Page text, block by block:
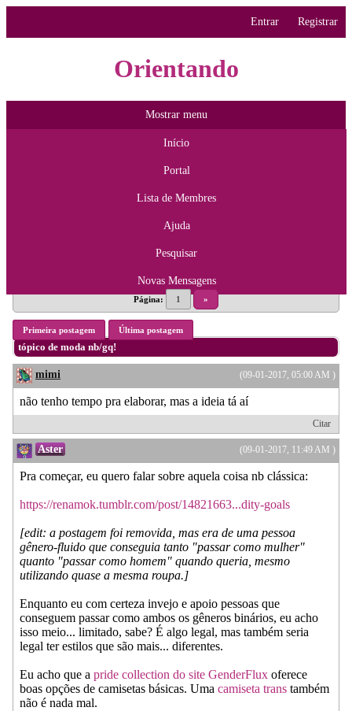
Entrar Registrar
Orientando
Mostrar menu
Início
Portal
Lista de Membres
Ajuda
Pesquisar
Novas Mensagens
Página: 1 »
Primeira postagem Última postagem
tópico de moda nb/gq!
(09-01-2017, 05:00 AM )
mimi
não tenho tempo pra elaborar, mas a ideia tá aí
Citar
(09-01-2017, 11:49 AM )
Aster
Pra começar, eu quero falar sobre aquela coisa nb clássica:
https://renamok.tumblr.com/post/14821663...dity-goals
[edit: a postagem foi removida, mas era de uma pessoa
gênero-fluido que conseguia tanto "passar como mulher"
quanto "passar como homem" quando queria, mesmo
utilizando quase a mesma roupa.]
Enquanto eu com certeza invejo e apoio pessoas que
conseguem passar como ambos os gêneros binários, eu acho
isso meio... limitado, sabe? É algo legal, mas também seria
legal ter estilos que são mais... diferentes.
Eu acho que a pride collection do site GenderFlux oferece
boas opções de camisetas básicas. Uma camiseta trans também
não é nada mal.